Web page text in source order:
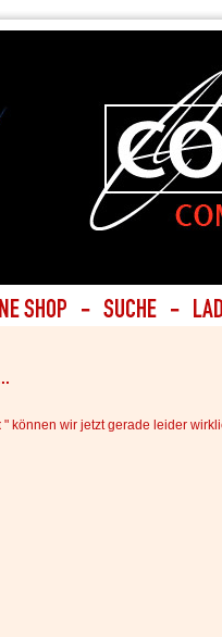
" können wir jetzt gerade leider